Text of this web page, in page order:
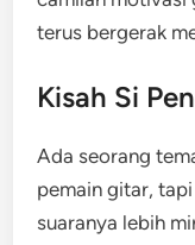
terus bergerak
Kisah Si
Ada seorang
pemain gitar,
suaranya lebih